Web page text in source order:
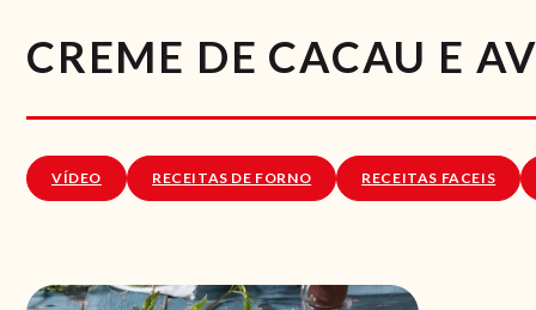
CREME DE CACAU E
VÍDEO RECEITAS DE FORNO RECEITAS FACEIS